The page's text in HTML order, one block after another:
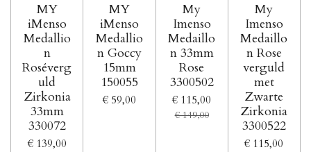
MY
iMenso
Medallio
n
Roséverg
uld
Zirkonia
33mm
330072
€ 139,00
MY
iMenso
Medallio
n Goccy
15mm
150055
€ 59,00
My
Imenso
Medaillo
n 33mm
Rose
3300502
€ 115,00
€ 149,00
My
Imenso
Medaillo
n Rose
verguld
met
Zwarte
Zirkonia
3300522
€ 115,00